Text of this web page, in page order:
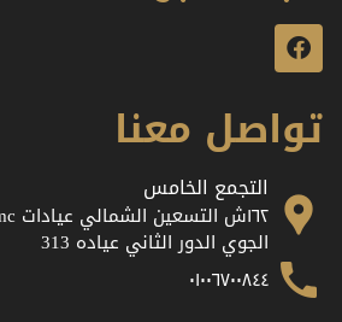
تواصل معنا
التجمع الخامس
الجوي الدور الثاني عياده 313
٠١٠٠٦٧٠٠٨٤٤